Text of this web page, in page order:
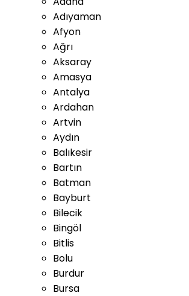
Adıyaman
Afyon
Ağrı
Aksaray
Amasya
Antalya
Ardahan
Artvin
Aydın
Balıkesir
Bartın
Batman
Bayburt
Bilecik
Bingöl
Bitlis
Bolu
Burdur
Bursa